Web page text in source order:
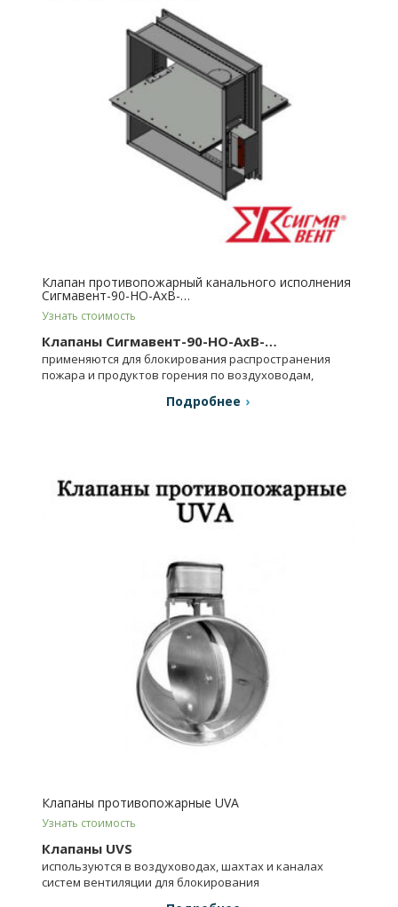
Клапан противопожарный канального исполнения
Сигмавент-90-НО-АхВ-…
Узнать стоимость
Клапаны Сигмавент-90-НО-АхВ-…
применяются для блокирования распространения
пожара и продуктов горения по воздуховодам,
Подробнее
Клапаны противопожарные UVA
Узнать стоимость
Клапаны UVS
используются в воздуховодах, шахтах и каналах
систем вентиляции для блокирования